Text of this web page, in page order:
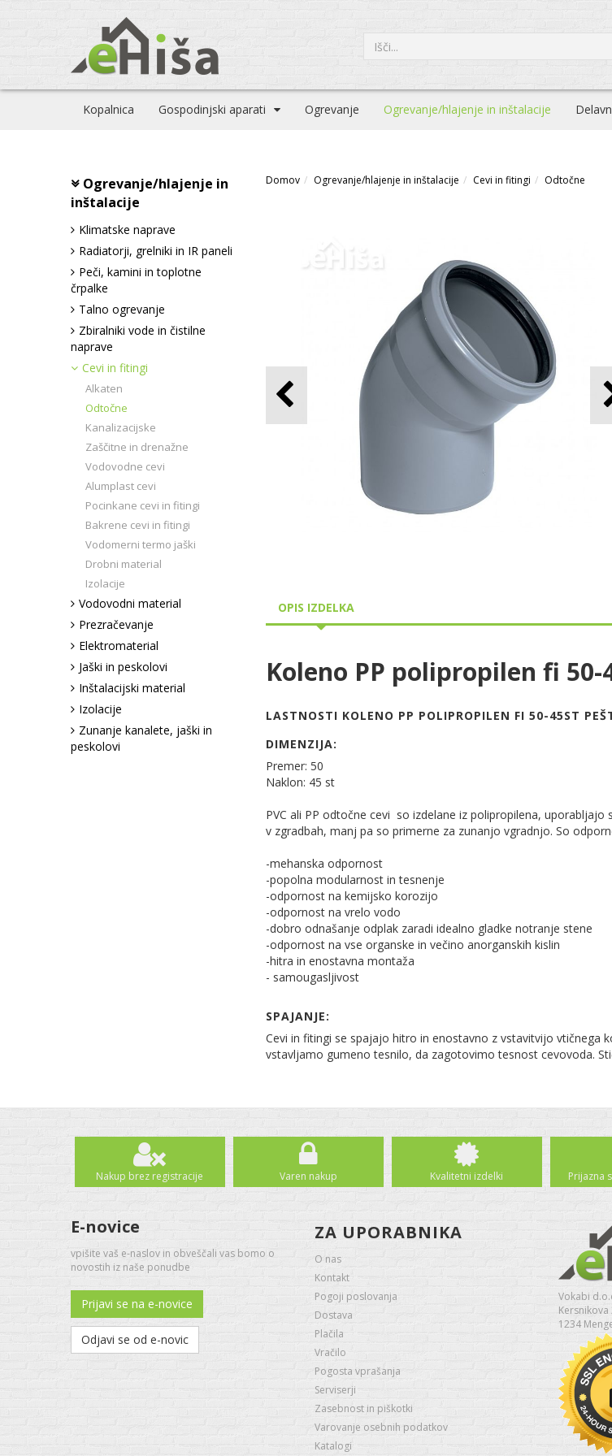
Kopalnica Gospodinjski aparati Ogrevanje Ogrevanje/hlajenje in inštalacije
Ogrevanje/hlajenje in
inštalacije
Klimatske naprave
Radiatorji, grelniki in IR paneli
Peči, kamini in toplotne
črpalke
Talno ogrevanje
Zbiralniki vode in čistilne
naprave
Cevi in fitingi
Alkaten
Odtočne
Kanalizacijske
Zaščitne in drenažne
Vodovodne cevi
Alumplast cevi
Pocinkane cevi in fitingi
Bakrene cevi in fitingi
Vodomerni termo jaški
Drobni material
Izolacije
Vodovodni material
Prezračevanje
Elektromaterial
Jaški in peskolovi
Inštalacijski material
Izolacije
Zunanje kanalete, jaški in
peskolovi
Domov Ogrevanje/hlajenje in inštalacije Cevi in fitingi Odtočne
OPIS IZDELKA
Koleno PP polipropilen fi 50-
LASTNOSTI KOLENO PP POLIPROPILEN FI 50-45ST
DIMENZIJA:
Premer: 50
Naklon: 45 st
PVC ali PP odtočne cevi so izdelane iz polipropilena,
v zgradbah, manj pa so primerne za zunanjo vgradnjo. So
-mehanska odpornost
-popolna modularnost in tesnenje
-odpornost na kemijsko korozijo
-odpornost na vrelo vodo
-dobro odnašanje odplak zaradi idealno gladke notranje stene
-odpornost na vse organske in večino anorganskih kislin
-hitra in enostavna montaža
- samougasljivost
SPAJANJE:
Cevi in fitingi se spajajo hitro in enostavno z vstavitvijo vtičnega
vstavljamo gumeno tesnilo, da zagotovimo tesnost cevovoda.
Nakup brez registracije Varen nakup Kvalitetni izdelki Prijazna
E-novice
vpišite vaš e-naslov in obveščali vas bomo o
novostih iz naše ponudbe
Prijavi se na e-novice
Odjavi se od e-novic
ZA UPORABNIKA
O nas
Kontakt
Pogoji poslovanja
Dostava
Plačila
Vračilo
Pogosta vprašanja
Serviserji
Zasebnost in piškotki
Varovanje osebnih podatkov
Katalogi
Vokabi
Kersnikova
1234